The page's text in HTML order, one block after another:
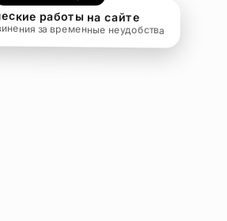
работы на сайте
за временные неудобства